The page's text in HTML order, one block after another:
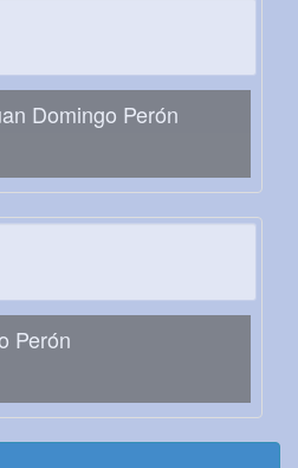
Domingo Perón
Perón